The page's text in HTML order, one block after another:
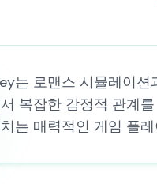
는 로맨스 시뮬레이
복잡한 감정적 관계
는 매력적인 게임 플